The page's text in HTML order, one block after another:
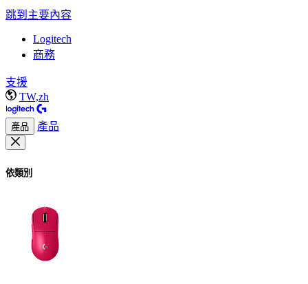
跳到主要內容
Logitech
商務
支援
TW,zh
產品 產品
依類別